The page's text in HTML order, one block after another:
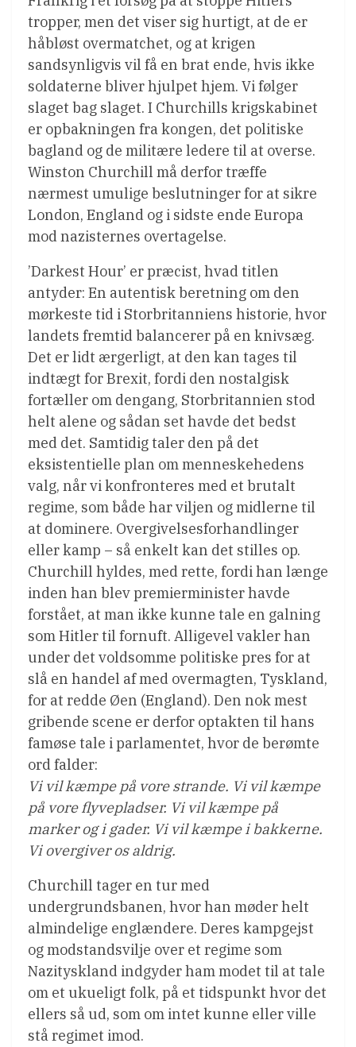
tropper, men det viser sig hurtigt, at de er
håbløst overmatchet, og at krigen
sandsynligvis vil få en brat ende, hvis ikke
soldaterne bliver hjulpet hjem. Vi følger
slaget bag slaget. I Churchills krigskabinet
er opbakningen fra kongen, det politiske
bagland og de militære ledere til at overse.
Winston Churchill må derfor træffe
nærmest umulige beslutninger for at sikre
London, England og i sidste ende Europa
mod nazisternes overtagelse.
’Darkest Hour’ er præcist, hvad titlen
antyder: En autentisk beretning om den
mørkeste tid i Storbritanniens historie, hvor
landets fremtid balancerer på en knivsæg.
Det er lidt ærgerligt, at den kan tages til
indtægt for Brexit, fordi den nostalgisk
fortæller om dengang, Storbritannien stod
helt alene og sådan set havde det bedst
med det. Samtidig taler den på det
eksistentielle plan om menneskehedens
valg, når vi konfronteres med et brutalt
regime, som både har viljen og midlerne til
at dominere. Overgivelsesforhandlinger
eller kamp – så enkelt kan det stilles op.
Churchill hyldes, med rette, fordi han længe
inden han blev premierminister havde
forstået, at man ikke kunne tale en galning
som Hitler til fornuft. Alligevel vakler han
under det voldsomme politiske pres for at
slå en handel af med overmagten, Tyskland,
for at redde Øen (England). Den nok mest
gribende scene er derfor optakten til hans
famøse tale i parlamentet, hvor de berømte
ord falder:
Vi vil kæmpe på vore strande. Vi vil kæmpe
på vore flyvepladser. Vi vil kæmpe på
marker og i gader. Vi vil kæmpe i bakkerne.
Vi overgiver os aldrig.
Churchill tager en tur med
undergrundsbanen, hvor han møder helt
almindelige englændere. Deres kampgejst
og modstandsvilje over et regime som
Nazityskland indgyder ham modet til at tale
om et ukueligt folk, på et tidspunkt hvor det
ellers så ud, som om intet kunne eller ville
stå regimet imod.